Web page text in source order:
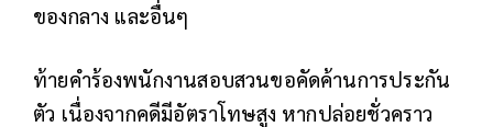
ของกลาง และอื่นๆ
ท้ายคำร้องพนักงานสอบสวนขอคัดค้านการประกัน
ตัว เนื่องจากคดีมีอัตราโทษสูง หากปล่อยชั่วคราว